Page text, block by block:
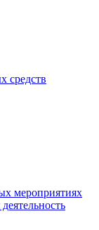
средств
мероприятиях